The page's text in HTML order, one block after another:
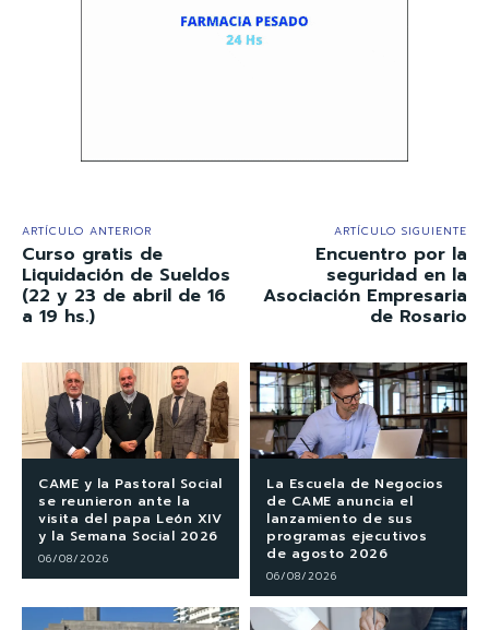
ARTÍCULO ANTERIOR
Curso gratis de
Liquidación de Sueldos
(22 y 23 de abril de 16
a 19 hs.)
ARTÍCULO SIGUIENTE
Encuentro por la
seguridad en la
Asociación Empresaria
de Rosario
CAME y la Pastoral Social
se reunieron ante la
visita del papa León XIV
y la Semana Social 2026
06/08/2026
La Escuela de Negocios
de CAME anuncia el
lanzamiento de sus
programas ejecutivos
de agosto 2026
06/08/2026